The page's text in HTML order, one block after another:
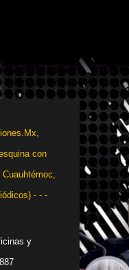
con
- - -
y